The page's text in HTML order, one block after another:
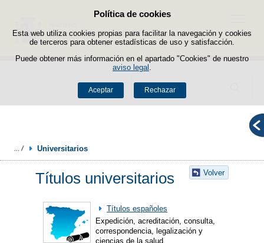
Política de cookies
Esta web utiliza cookies propias para facilitar la navegación y cookies
de terceros para obtener estadísticas de uso y satisfacción.
Puede obtener más información en el apartado "Cookies" de nuestro
aviso legal
Aceptar Rechazar
Saltar al contenido
Buscador
Menú
Universitarios
Volver
Títulos universitarios
Títulos españoles
Expedición, acreditación, consulta,
correspondencia, legalización y
ciencias de la salud